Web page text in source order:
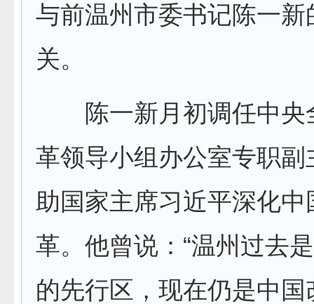
与前温州市委书记陈一新
关。
陈一新月初调任中央
革领导小组办公室专职副
助国家主席习近平深化中
革。他曾说：“温州过去
的先行区，现在仍是中国